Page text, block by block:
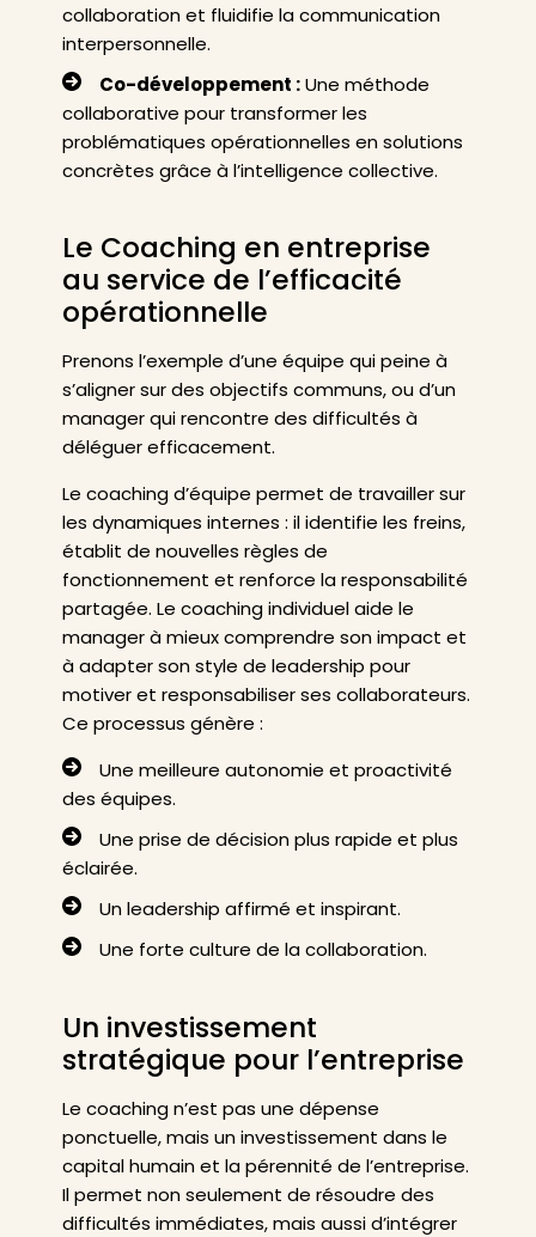
collaboration et fluidifie la communication
interpersonnelle.
Co-développement :Une méthode
collaborative pour transformer les
problématiques opérationnelles en solutions
concrètes grâce à l’intelligence collective.
Le Coaching en entreprise
au service de l’efficacité
opérationnelle
Prenons l’exemple d’une équipe qui peine à
s’aligner sur des objectifs communs, ou d’un
manager qui rencontre des difficultés à
déléguer efficacement.
Le coaching d’équipe permet de travailler sur
les dynamiques internes : il identifie les freins,
établit de nouvelles règles de
fonctionnement et renforce la responsabilité
partagée. Le coaching individuel aide le
manager à mieux comprendre son impact et
à adapter son style de leadership pour
motiver et responsabiliser ses collaborateurs.
Ce processus génère :
Une meilleure autonomie et proactivité
des équipes.
Une prise de décision plus rapide et plus
éclairée.
Un leadership affirmé et inspirant.
Une forte culture de la collaboration.
Un investissement
stratégique pour l’entreprise
Le coaching n’est pas une dépense
ponctuelle, mais un investissement dans le
capital humain et la pérennité de l’entreprise.
Il permet non seulement de résoudre des
difficultés immédiates, mais aussi d’intégrer